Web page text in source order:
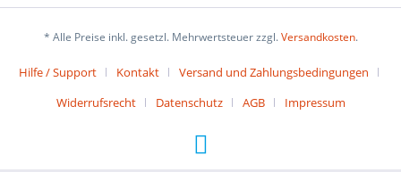
* Alle Preise inkl. gesetzl. Mehrwertsteuer zzgl.Versandkosten.
Hilfe / Support Kontakt
Versand und Zahlungsbedingungen
Widerrufsrecht
Datenschutz AGB Impressum